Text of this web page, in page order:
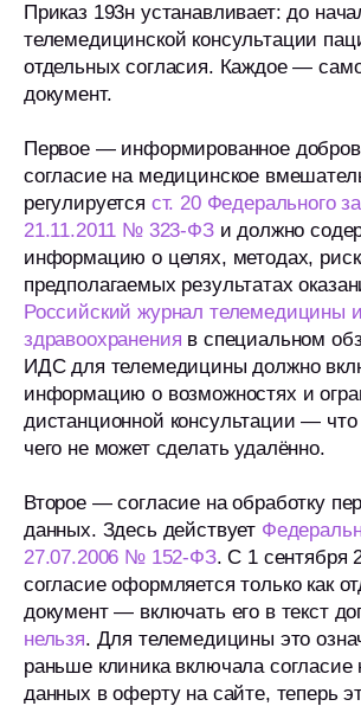
Приказ 193н устанавливает: до
телемедицинской консультации
отдельных согласия. Каждое —
документ.
Первое — информированное
согласие на медицинское
регулируется ст. 20 Федерального
21.11.2011 № 323-ФЗи должно
информацию о целях, методах,
предполагаемых результатах
Российский журнал телемедицины и
здравоохранения в специальном
ИДС для телемедицины должно
информацию о возможностях и
дистанционной консультации —
чего не может сделать удалённо.
Второе — согласие на обработку
данных. Здесь действует
27.07.2006 № 152-ФЗ. С 1 сентября
согласие оформляется только как
документ — включать его в текст
нельзя. Для телемедицины это
раньше клиника включала согласие
данных в оферту на сайте, теперь